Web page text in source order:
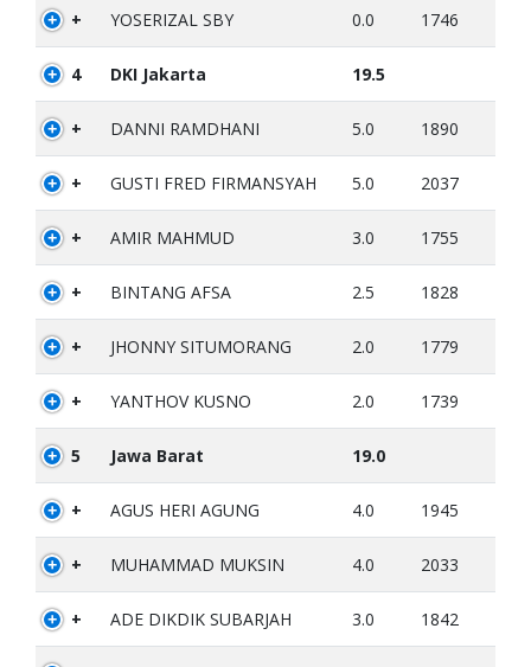
+ YOSERIZAL SBY 0.0 1746
4 DKI Jakarta 19.5
+ DANNI RAMDHANI 5.0 1890
+ GUSTI FRED FIRMANSYAH 5.0 2037
+ AMIR MAHMUD 3.0 1755
+ BINTANG AFSA 2.5 1828
+ JHONNY SITUMORANG 2.0 1779
+ YANTHOV KUSNO 2.0 1739
5 Jawa Barat 19.0
+ AGUS HERI AGUNG 4.0 1945
+ MUHAMMAD MUKSIN 4.0 2033
+ ADE DIKDIK SUBARJAH 3.0 1842